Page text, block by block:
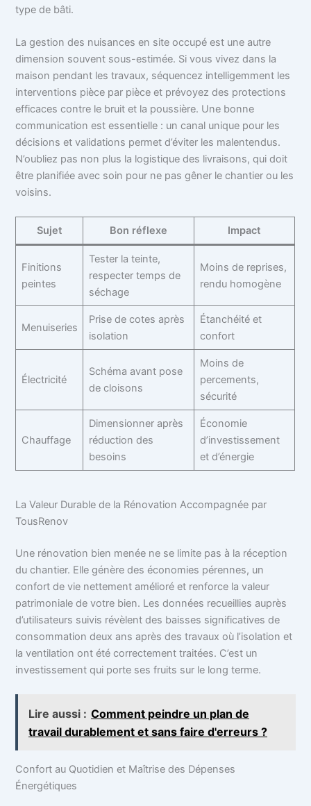
type de bâti.
La gestion des nuisances en site occupé est une autre
dimension souvent sous-estimée. Si vous vivez dans la
maison pendant les travaux, séquencez intelligemment les
interventions pièce par pièce et prévoyez des protections
efficaces contre le bruit et la poussière. Une bonne
communication est essentielle : un canal unique pour les
décisions et validations permet d’éviter les malentendus.
N’oubliez pas non plus la logistique des livraisons, qui doit
être planifiée avec soin pour ne pas gêner le chantier ou les
voisins.
Sujet Bon réflexe Impact
Finitions
peintes
Tester la teinte,
respecter temps de
séchage
Moins de reprises,
rendu homogène
Menuiseries
Prise de cotes après
isolation
Étanchéité et
confort
Électricité
Schéma avant pose
de cloisons
Moins de
percements,
sécurité
Chauffage
Dimensionner après
réduction des
besoins
Économie
d’investissement
et d’énergie
La Valeur Durable de la Rénovation Accompagnée par
TousRenov
Une rénovation bien menée ne se limite pas à la réception
du chantier. Elle génère des économies pérennes, un
confort de vie nettement amélioré et renforce la valeur
patrimoniale de votre bien. Les données recueillies auprès
d’utilisateurs suivis révèlent des baisses significatives de
consommation deux ans après des travaux où l’isolation et
la ventilation ont été correctement traitées. C’est un
investissement qui porte ses fruits sur le long terme.
Lire aussi : Comment peindre un plan de
travail durablement et sans faire d'erreurs ?
Confort au Quotidien et Maîtrise des Dépenses
Énergétiques